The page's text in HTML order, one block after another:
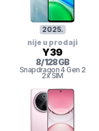
2025.
nije u prodaji
Y39
8/128GB
Snapdragon 4 Gen 2
2x SIM